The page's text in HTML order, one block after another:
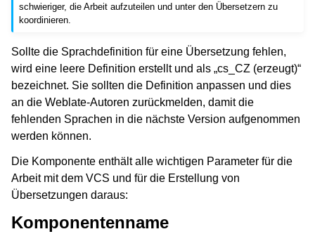
schwieriger, die Arbeit aufzuteilen und unter den Übersetzern zu
koordinieren.
Sollte die Sprachdefinition für eine Übersetzung fehlen,
wird eine leere Definition erstellt und als „cs_CZ (erzeugt)“
bezeichnet. Sie sollten die Definition anpassen und dies
an die Weblate-Autoren zurückmelden, damit die
fehlenden Sprachen in die nächste Version aufgenommen
werden können.
Die Komponente enthält alle wichtigen Parameter für die
Arbeit mit dem VCS und für die Erstellung von
Übersetzungen daraus:
Komponentenname